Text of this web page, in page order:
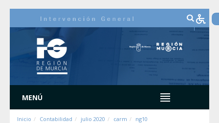
MENÚ
Inicio Contabilidad julio 2020 carm
ng10